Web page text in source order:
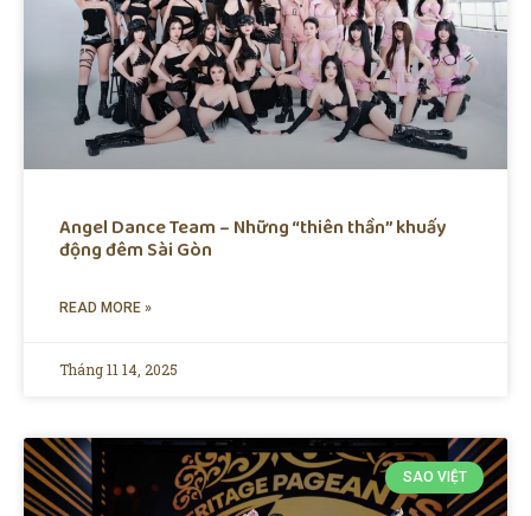
Angel Dance Team – Những “thiên thần” khuấy
động đêm Sài Gòn
READ MORE »
Tháng 11 14, 2025
SAO VIỆT